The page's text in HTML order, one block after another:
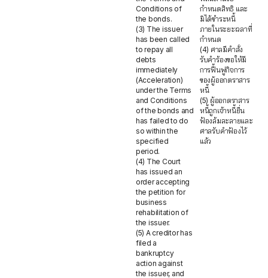
Conditions of
the bonds.
(3) The issuer
has been called
to repay all
debts
immediately
(Acceleration)
under the Terms
and Conditions
of the bonds and
has failed to do
so within the
specified
period.
(4) The Court
has issued an
order accepting
the petition for
business
rehabilitation of
the issuer.
(5) A creditor has
filed a
bankruptcy
action against
the issuer, and
กำหนดสิทธิ และ
มิได้ชำระหนี้
ภายในระยะเวลาที่
กำหนด
(4) ศาลมีคำสั่ง
รับคำร้องขอให้มี
การฟื้นฟูกิจการ
ของผู้ออกตราสาร
หนี้
(5) ผู้ออกตราสาร
หนี้ถูกเจ้าหนี้ยื่น
ฟ้องล้มละลายและ
ศาลรับคำฟ้องไว้
แล้ว